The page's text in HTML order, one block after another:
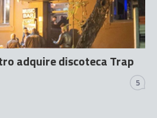
adquire discoteca Trap
5